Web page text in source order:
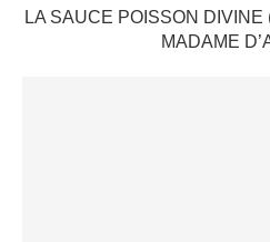
LA SAUCE POISSON
MADAME